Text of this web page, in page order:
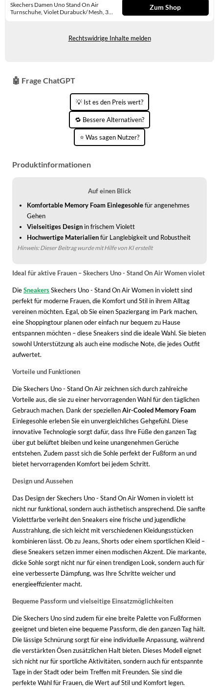
TREKKINGSANDALEN
Skechers Damen Uno Stand On Air
Turnschuhe, Violet Durabuck/ Mesh, 37
Zum Shop
Rechtswidrige Inhalte melden
🤖 Frage ChatGPT
💡 Ist es den Preis wert?
🔁 Bessere Alternativen?
⭐ Was sagen Nutzer?
Produktinformationen
Auf einen Blick
Komfortable Memory Foam Einlegesohlefür angenehmes
Gehen
Vielseitiges Design in frischem Violett
Hochwertige Materialienfür Langlebigkeit und Robustheit
Hinweis: Dieser Beitrag wurde mit Hilfe von KI erstellt
Ideal für aktive Frauen – Skechers Uno - Stand On Air Women violet
DieSneakersSkechers Uno - Stand On Air Women in violett sind
perfekt für moderne Frauen, die Komfort und Stil in ihrem Alltag
vereinen möchten. Egal, ob Sie einen Spaziergang im Park machen,
eine Shoppingtour planen oder einfach nur bequem zu Hause
entspannen möchten – diese Sneakers sind die ideale Wahl. Sie bieten
sowohl Unterstützung als auch eine modische Note, die jedes Outfit
aufwertet.
Vorteile und Funktionen
Die Skechers Uno - Stand On Air zeichnen sich durch zahlreiche
Vorteile aus, die sie zu einer hervorragenden Wahl für den täglichen
Gebrauch machen. Dank der speziellenAir-Cooled Memory Foam
Einlegesohle erleben Sie ein unvergleichliches Gehgefühl. Diese
innovative Technologie sorgt dafür, dass Ihre Füße den ganzen Tag
über gut belüftet bleiben und keine unangenehmen Gerüche
entstehen. Zudem passt sich die Sohle perfekt der Fußform an und
bietet hervorragenden Komfort bei jedem Schritt.
Design und Aussehen
Das Design der Skechers Uno - Stand On Air Women in violett ist
nicht nur funktional, sondern auch ästhetisch ansprechend. Die sanfte
Violettfarbe verleiht den Sneakers eine frische und jugendliche
Ausstrahlung, die sich leicht mit verschiedenen Kleidungsstücken
kombinieren lässt. Ob zu Jeans, Shorts oder einem sportlichen Kleid –
diese Sneakers setzen immer einen modischen Akzent. Die markante,
dicke Sohle sorgt nicht nur für einen trendigen Look, sondern auch für
eine verbesserte Dämpfung, was Ihre Schritte weicher und
energieeffizienter macht.
Bequeme Passform und vielseitige Einsatzmöglichkeiten
Die Skechers Uno sind zudem für eine breite Palette von Fußformen
geeignet und bieten eine bequeme Passform, die den ganzen Tag hält.
Die lässige Schnürung sorgt für eine individuelle Anpassung, während
die verstärkten Ösen zusätzlichen Halt bieten. Dieses Modell eignet
sich nicht nur für sportliche Aktivitäten, sondern auch für entspannte
Tage in der Stadt oder beim Treffen mit Freunden. Sie sind die
perfekte Wahl für Frauen, die Wert auf Stil und Komfort legen.